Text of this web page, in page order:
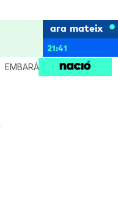
ara mateix
21:41
EMBARÀS CRIANÇA